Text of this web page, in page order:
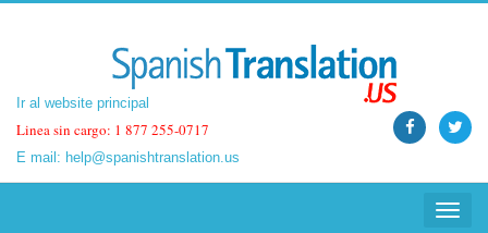
Ir al website principal
Linea sin cargo: 1 877 255-0717
E mail: help@spanishtranslation.us
Toggle
Ir al website principal
Linea sin cargo: 1 877 255-0717
E mail: help@spanishtranslation.us
Toggle
Spanish Translation Blog